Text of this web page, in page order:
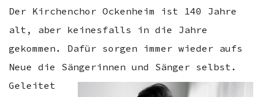
Der Kirchenchor Ockenheim ist 140 Jahre
alt, aber keinesfalls in die Jahre
gekommen. Dafür sorgen immer wieder aufs
Neue die Sängerinnen und Sänger selbst.
Geleitet